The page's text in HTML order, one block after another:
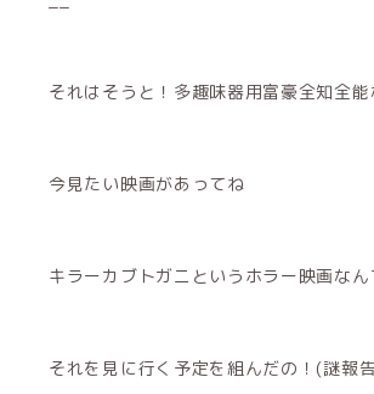
それはそうと！多趣味器用富豪全知全
今見たい映画があってね
キラーカブトガニというホラー映画なん
それを見に行く予定を組んだの！(謎報